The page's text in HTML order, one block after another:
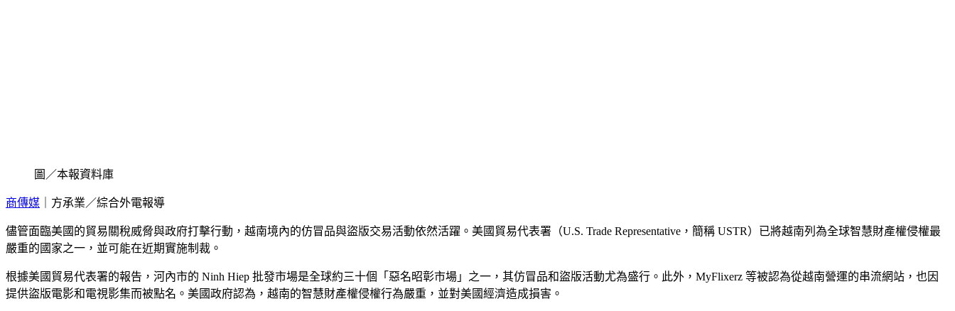
圖／本報資料庫
商傳媒 ｜方承業／綜合外電報導
儘管面臨美國的貿易關稅威脅與政府打擊行動，越南境內的仿冒品與盜版交易活動依然活躍。美國貿易代表署（U.S. Trade Representative，簡稱 USTR）已將越南列為全球智慧財產權侵權最
嚴重的國家之一，並可能在近期實施制裁。
根據美國貿易代表署的報告，河內市的 Ninh Hiep 批發市場是全球約三十個「惡名昭彰市場」之一，其仿冒品和盜版活動尤為盛行。此外，MyFlixerz 等被認為從越南營運的串流網站，也因
提供盜版電影和電視影集而被點名。美國政府認為，越南的智慧財產權侵權行為嚴重，並對美國經濟造成損害。